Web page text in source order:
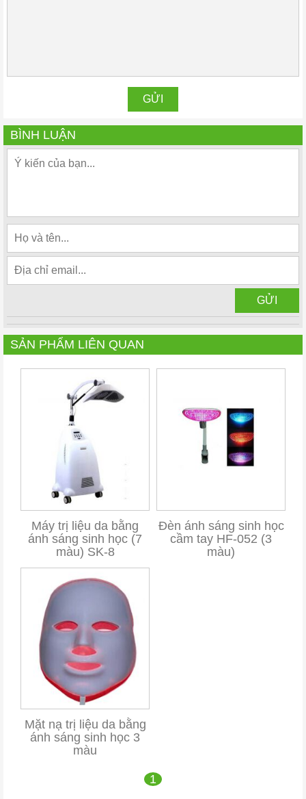
BÌNH LUẬN
SẢN PHẨM LIÊN QUAN
Máy trị liệu da bằng
ánh sáng sinh học (7
màu) SK-8
Đèn ánh sáng sinh học
cầm tay HF-052 (3
màu)
Mặt nạ trị liệu da bằng
ánh sáng sinh học 3
màu
1